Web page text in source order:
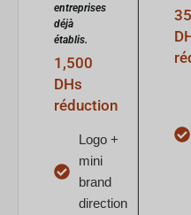
entreprises
déjà
établis.
1,500
DHs
réduction
Logo +
mini
brand
direction